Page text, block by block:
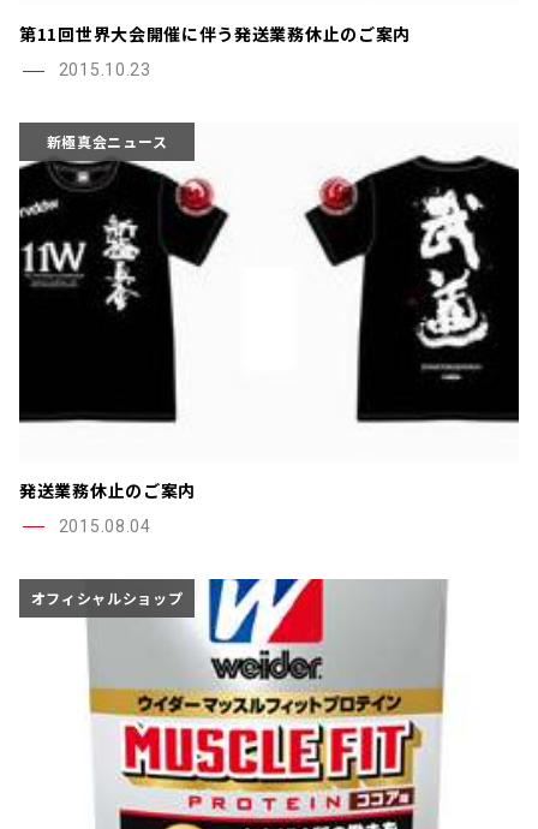
第11回世界大会開催に伴う発送業務休止のご案内
2015.10.23
新極真会ニュース
発送業務休止のご案内
2015.08.04
オフィシャルショップ